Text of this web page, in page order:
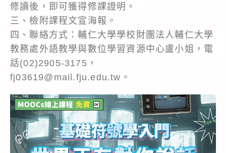
修讀後，即可獲得修課證明。
三、檢附課程文宣海報。
四、聯絡方式：輔仁大學學校財團法人輔仁大學
教務處外語教學與數位學習資源中心盧小姐，電
話(02)2905-3175，
fj03619@mail.fju.edu.tw。